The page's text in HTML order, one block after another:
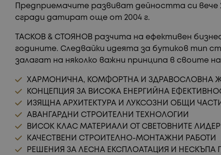
Предприемачите развиват дейността си вече
сгради датират още от 2004 г.
ТАСКОВ & СТОЯНОВ разчита на ефективен
годините. Следвайки идеята за бутиков тип
залагат на няколко важни принципа в своите
ХАРМОНИЧНА, КОМФОРТНА И ЗДРАВОСЛОВНА
КОНЦЕПЦИЯ ЗА ВИСОКА ЕНЕРГИЙНА
ИЗЯЩНА АРХИТЕКТУРА И ЛУКСОЗНИ ОБЩИ
АВАНГАРДНИ СТРОИТЕЛНИ ТЕХНОЛОГИИ
ВИСОК КЛАС МАТЕРИАЛИ ОТ СВЕТОВНИТЕ
КАЧЕСТВЕНИ СТРОИТЕЛНО-МОНТАЖНИ РАБОТИ
РЕШЕНИЯ ЗА ЛЕСНА ЕКСПЛОАТАЦИЯ И НЕСКЪПА